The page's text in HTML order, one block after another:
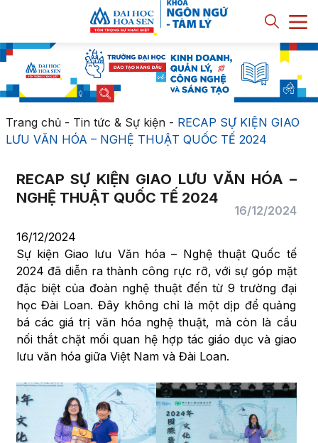
Trang chủ- Tin tức & Sự kiện- RECAP SỰ KIỆN GIAO
LƯU VĂN HÓA – NGHỆ THUẬT QUỐC TẾ 2024
RECAP SỰ KIỆN GIAO LƯU VĂN HÓA –
NGHỆ THUẬT QUỐC TẾ 2024
16/12/2024
16/12/2024
Sự kiện Giao lưu Văn hóa – Nghệ thuật Quốc tế
2024 đã diễn ra thành công rực rỡ, với sự góp mặt
đặc biệt của đoàn nghệ thuật đến từ 9 trường đại
học Đài Loan. Đây không chỉ là một dịp để quảng
bá các giá trị văn hóa nghệ thuật, mà còn là cầu
nối thắt chặt mối quan hệ hợp tác giáo dục và giao
lưu văn hóa giữa Việt Nam và Đài Loan.